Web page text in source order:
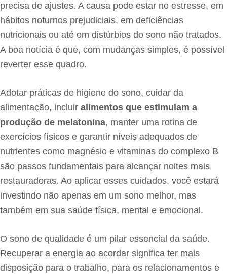
precisa de ajustes. A causa pode estar no estresse, em
hábitos noturnos prejudiciais, em deficiências
nutricionais ou até em distúrbios do sono não tratados.
A boa notícia é que, com mudanças simples, é possível
reverter esse quadro.
Adotar práticas de higiene do sono, cuidar da
alimentação, incluir alimentos que estimulam a
produção de melatonina, manter uma rotina de
exercícios físicos e garantir níveis adequados de
nutrientes como magnésio e vitaminas do complexo B
são passos fundamentais para alcançar noites mais
restauradoras. Ao aplicar esses cuidados, você estará
investindo não apenas em um sono melhor, mas
também em sua saúde física, mental e emocional.
O sono de qualidade é um pilar essencial da saúde.
Recuperar a energia ao acordar significa ter mais
disposição para o trabalho, para os relacionamentos e